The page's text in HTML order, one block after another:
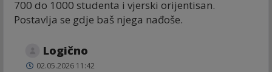
700 do 1000 studenta i vjerski orijentisan.
Postavlja se gdje baš njega nađoše.
Logično
02.05.2026 11:42